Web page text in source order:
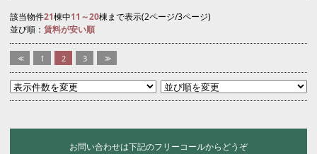
該当物件21棟中11～20棟まで表示(2ページ/3ページ)
並び順： 賃料が安い順
<< 1 2 3 >>
お問い合わせは下記のフリーコールからどうぞ